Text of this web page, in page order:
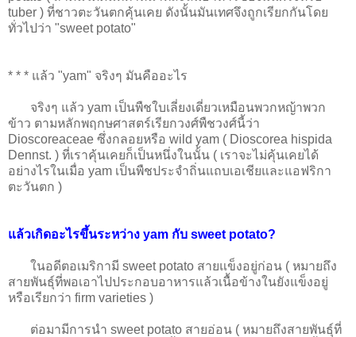
tuber ) ที่ชาวตะวันตกคุ้นเคย ดังนั้นมันเทศจึงถูกเรียกกันโดย
ทั่วไปว่า "sweet potato"
* * * แล้ว "yam" จริงๆ มันคืออะไร
จริงๆ แล้ว yam เป็นพืชใบเลี่ยงเดี่ยวเหมือนพวกหญ้าพวก
ข้าว ตามหลักพฤกษศาสตร์เรียกวงศ์พืชวงศ์นี้ว่า
Dioscoreaceae ซึ่งกลอยหรือ wild yam ( Dioscorea hispida
Dennst. ) ที่เราคุ้นเคยก็เป็นหนึ่งในนั้น ( เราจะไม่คุ้นเคยได้
อย่างไรในเมื่อ yam เป็นพืชประจำถิ่นแถบเอเชียและแอฟริกา
ตะวันตก )
แล้วเกิดอะไรขึ้นระหว่าง yam กับ sweet potato?
ในอดีตอเมริกามี sweet potato สายแข็งอยู่ก่อน ( หมายถึง
สายพันธุ์ที่พอเอาไปประกอบอาหารแล้วเนื้อข้างในยังแข็งอยู่
หรือเรียกว่า firm varieties )
ต่อมามีการนำ sweet potato สายอ่อน ( หมายถึงสายพันธุ์ที่